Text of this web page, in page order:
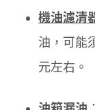
機油濾清
油，可能
元左右。